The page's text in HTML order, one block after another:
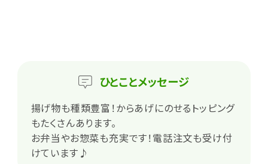
ひとことメッセージ
揚げ物も種類豊富！からあげにのせるトッピング
もたくさんあります。
お弁当やお惣菜も充実です！電話注文も受け付
けています♪